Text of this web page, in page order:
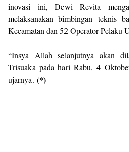
inovasi ini, Dewi Revita
melaksanakan bimbingan teknis
Kecamatan dan 52 Operator Pelaku
“Insya Allah selanjutnya akan
Trisuaka pada hari Rabu, 4
ujarnya. (*)